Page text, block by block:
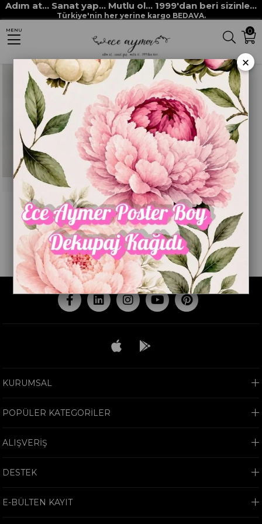
Adım at... Sanat yap... Mutlu ol... 1999'dan beri sizinle...
Türkiye'nin her yerine kargo BEDAVA.
0
MENU
Anasayfa CENOVA
TÜKENDI
CENOVA ART 258/10
ESKİTME FIRÇASI
₺45,00
KURUMSAL
POPÜLER KATEGORİLER
ALIŞVERİŞ
DESTEK
E-BÜLTEN KAYIT
×